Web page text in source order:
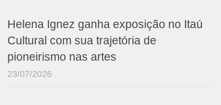
Helena Ignez ganha exposição no Itaú
Cultural com sua trajetória de
pioneirismo nas artes
23/07/2026